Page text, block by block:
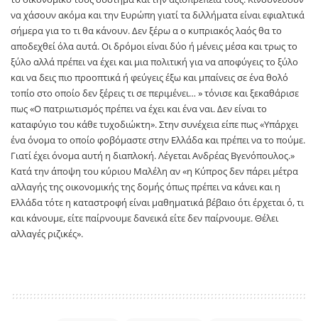
να χάσουν ακόμα και την Ευρώπη γιατί τα διλλήματα είναι εφιαλτικά
σήμερα για το τι θα κάνουν. Δεν ξέρω α ο κυπριακός λαός θα το
αποδεχθεί όλα αυτά. Οι δρόμοι είναι δύο ή μένεις μέσα και τρως το
ξύλο αλλά πρέπει να έχει και μια πολιτική για να αποφύγεις το ξύλο
και να δεις πιο προοπτικά ή φεύγεις έξω και μπαίνεις σε ένα θολό
τοπίο στο οποίο δεν ξέρεις τι σε περιμένει… » τόνισε και ξεκαθάρισε
πως «Ο πατριωτισμός πρέπει να έχει και ένα ναι. Δεν είναι το
καταφύγιο του κάθε τυχοδιώκτη». Στην συνέχεια είπε πως «Υπάρχει
ένα όνομα το οποίο φοβόμαστε στην Ελλάδα και πρέπει να το πούμε.
Γιατί έχει όνομα αυτή η διαπλοκή. Λέγεται Ανδρέας Βγενόπουλος.»
Κατά την άποψη του κύριου Μαλέλη αν «η Κύπρος δεν πάρει μέτρα
αλλαγής της οικονομικής της δομής όπως πρέπει να κάνει και η
Ελλάδα τότε η καταστροφή είναι μαθηματικά βέβαιο ότι έρχεται ό, τι
και κάνουμε, είτε παίρνουμε δανεικά είτε δεν παίρνουμε. Θέλει
αλλαγές ριζικές».